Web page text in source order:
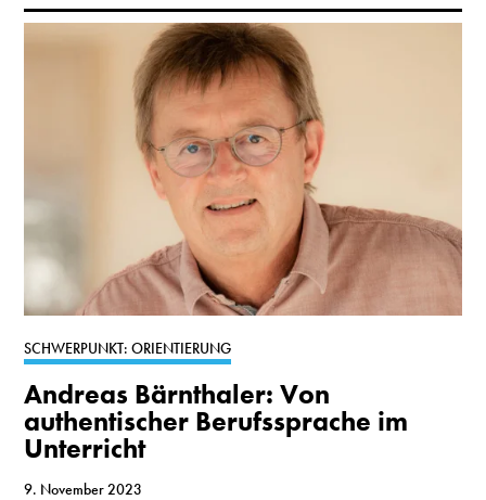
SCHWERPUNKT: ORIENTIERUNG
Andreas Bärnthaler: Von
authentischer Berufssprache im
Unterricht
9. November 2023